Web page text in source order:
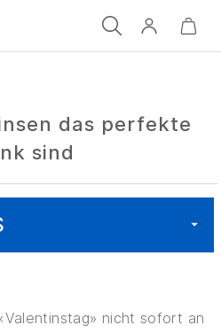
das perfekte
sind
nicht sofort an